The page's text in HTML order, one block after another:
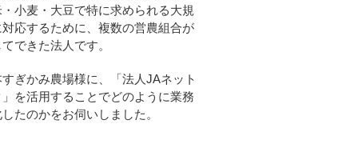
小麦・大豆で特に求められる大規
応するために、複数の営農組合が
できた法人です。
ぎかみ農場様に、「法人JAネット
を活用することでどのように業務
たのかをお伺いしました。